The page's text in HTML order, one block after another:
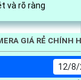
và rõ ràng
GIÁ RẺ CHÍNH
12/8/